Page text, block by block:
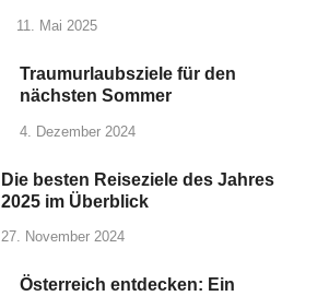
11. Mai 2025
Traumurlaubsziele für den
nächsten Sommer
4. Dezember 2024
Die besten Reiseziele des Jahres
2025 im Überblick
27. November 2024
Österreich entdecken: Ein